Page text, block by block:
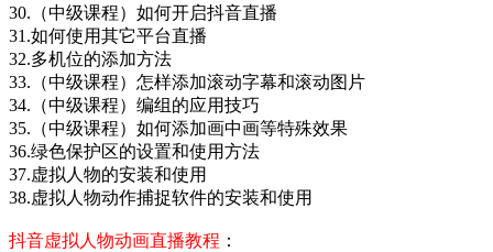
30.（中级课程）如何开启抖音直播
31.如何使用其它平台直播
32.多机位的添加方法
33.（中级课程）怎样添加滚动字幕和滚动图片
34.（中级课程）编组的应用技巧
35.（中级课程）如何添加画中画等特殊效果
36.绿色保护区的设置和使用方法
37.虚拟人物的安装和使用
38.虚拟人物动作捕捉软件的安装和使用
抖音虚拟人物动画直播教程 ：